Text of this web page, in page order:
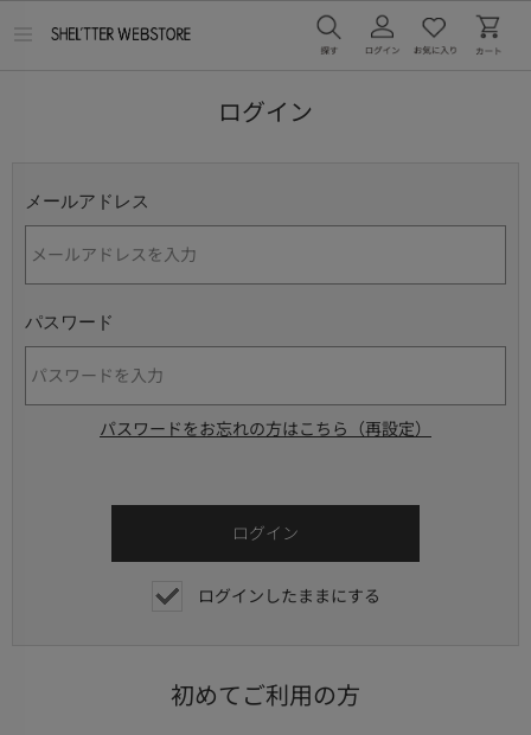
ログイン
メールアドレス
パスワード
パスワードをお忘れの方はこちら（再設定）
ログインしたままにする
初めてご利用の方